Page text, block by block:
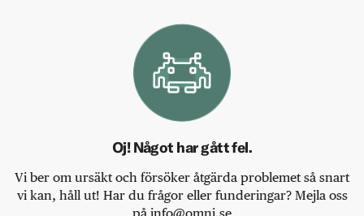
Oj! Något har gått fel.
Vi ber om ursäkt och försöker åtgärda problemet så snart
vi kan, håll ut! Har du frågor eller funderingar? Mejla oss